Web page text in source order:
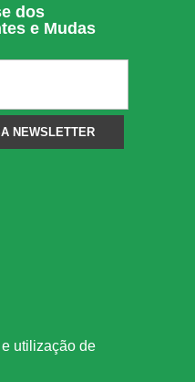
dos
e Mudas
utilização de